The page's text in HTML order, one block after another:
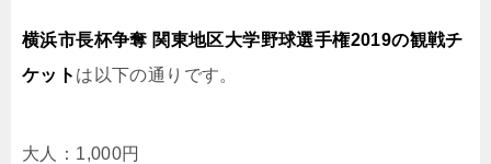
横浜市長杯争奪 関東地区大学野球選手権2019の観戦チ
ケット は以下の通りです。
大人：1,000円